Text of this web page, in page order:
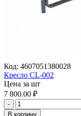
Код: 4607051380028
Кресло CL-002
Цена за шт
7 800.00 ₽
-
В корзину